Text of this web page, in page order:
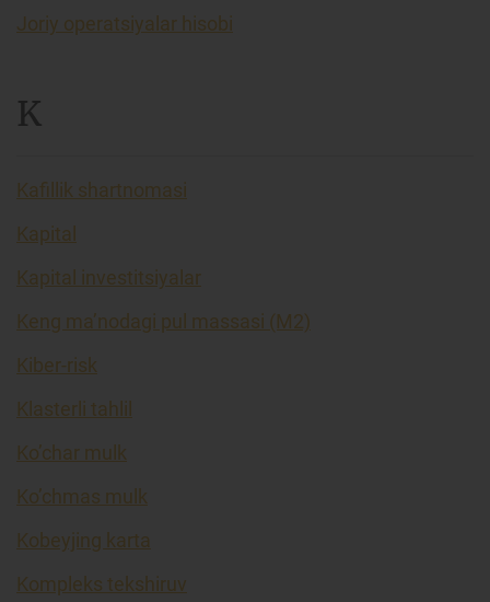
Joriy operatsiyalar hisobi
K
Kafillik shartnomasi
Kapital
Kapital investitsiyalar
Keng ma’nodagi pul massasi (M2)
Kiber-risk
Klasterli tahlil
Ko’char mulk
Ko’chmas mulk
Kobeyjing karta
Kompleks tekshiruv